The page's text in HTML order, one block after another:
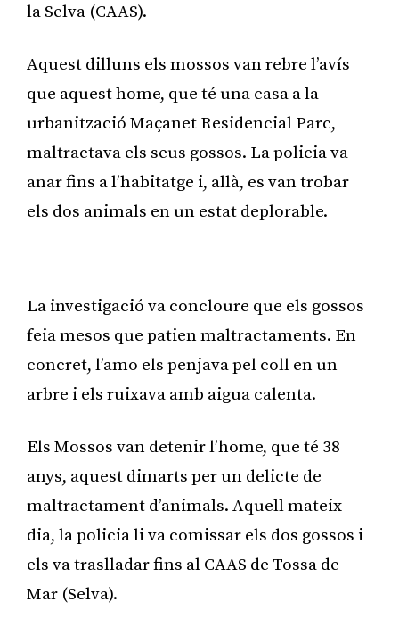
la Selva (CAAS).
Aquest dilluns els mossos van rebre l’avís
que aquest home, que té una casa a la
urbanització Maçanet Residencial Parc,
maltractava els seus gossos. La policia va
anar fins a l’habitatge i, allà, es van trobar
els dos animals en un estat deplorable.
La investigació va concloure que els gossos
feia mesos que patien maltractaments. En
concret, l’amo els penjava pel coll en un
arbre i els ruixava amb aigua calenta.
Els Mossos van detenir l’home, que té 38
anys, aquest dimarts per un delicte de
maltractament d’animals. Aquell mateix
dia, la policia li va comissar els dos gossos i
els va traslladar fins al CAAS de Tossa de
Mar (Selva).